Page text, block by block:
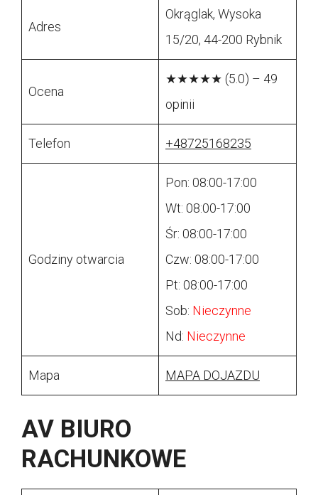
Adres
Okrąglak, Wysoka
15/20, 44-200 Rybnik
Ocena
★★★★★ (5.0) – 49
opinii
Telefon +48725168235
Godziny otwarcia
Pon: 08:00-17:00
Wt: 08:00-17:00
Śr: 08:00-17:00
Czw: 08:00-17:00
Pt: 08:00-17:00
Sob: Nieczynne
Nd: Nieczynne
Mapa MAPA DOJAZDU
AV BIURO
RACHUNKOWE